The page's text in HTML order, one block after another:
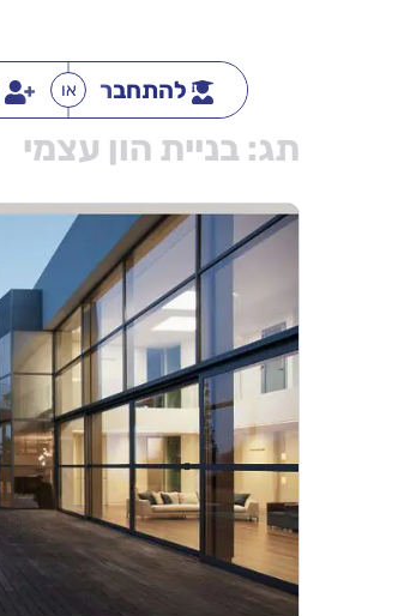
להתחבר או
תג: בניית הון עצמי